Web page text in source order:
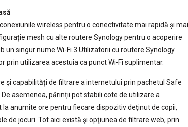
wireless pentru o conectivitate mai rapidă și mai
mesh cu alte routere Synology pentru o acoperire
un singur nume Wi-Fi.3 Utilizatorii cu routere Synology
utilizarea acestuia ca punct Wi-Fi suplimentar.
și capabilități de filtrare a internetului prin pachetul Safe
asemenea, părinții pot stabili cote de utilizare a
anumite ore pentru fiecare dispozitiv deținut de copii,
de jocuri. Tot aici există şi opţiunea de filtrare web, prin